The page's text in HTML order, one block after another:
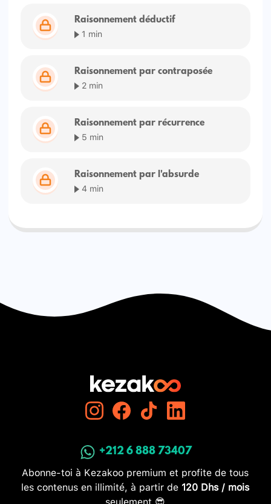
Raisonnement déductif
1 min
Raisonnement par contraposée
2 min
Raisonnement par récurrence
5 min
Raisonnement par l'absurde
4 min
+212 6 888 73407
Abonne-toi à Kezakoo premium et profite de tous
les contenus en illimité, à partir de 120 Dhs / mois